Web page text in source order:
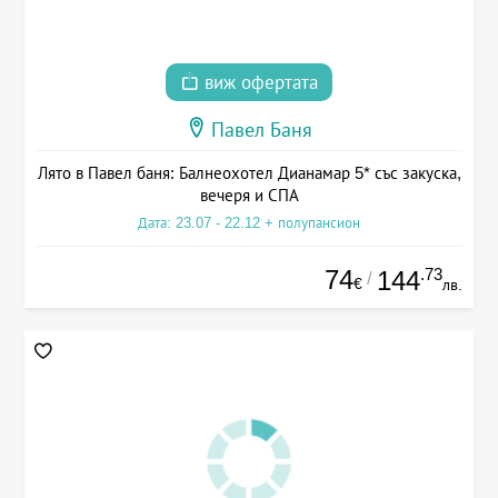
виж офертата
Павел Баня
Лято в Павел баня: Балнеохотел Дианамар 5* със закуска,
вечеря и СПА
Дата: 23.07 - 22.12 + полупансион
74€ / 144.73
лв.